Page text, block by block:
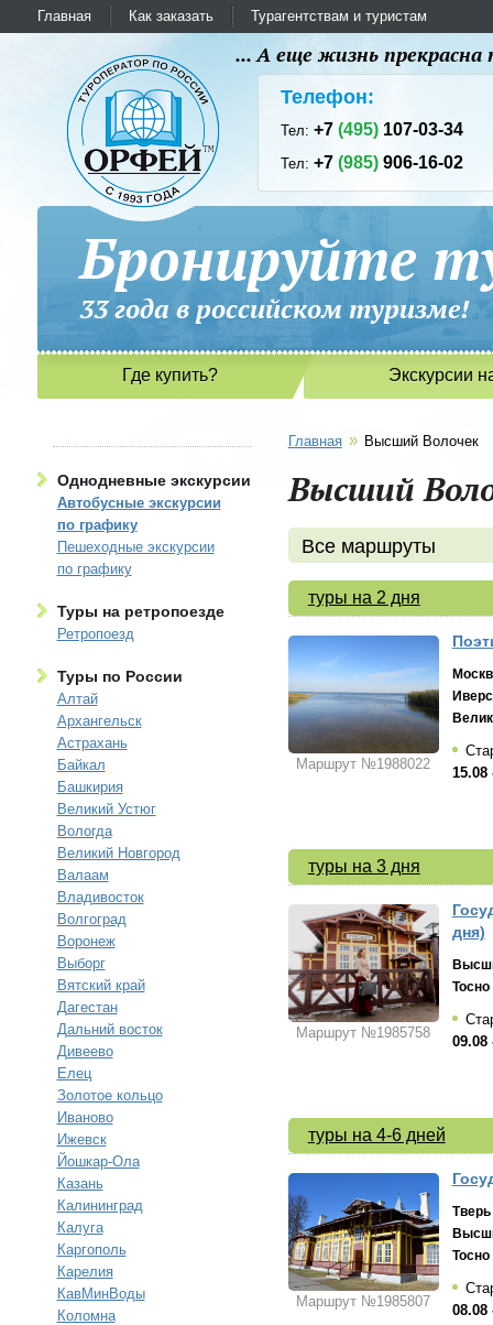
Главная Как заказать Турагентствам и туристам
... А еще жизнь
Телефон:
Тел:+7(495) 107-03-34
Тел:+7(985) 906-16-02
Бронируйте
33 года в российском
Где купить? Экскурсии
Однодневные экскурсии
Автобусные экскурсии
по графику
Пешеходные экскурсии
по графику
Туры на ретропоезде
Ретропоезд
Туры по России
Алтай
Архангельск
Астрахань
Байкал
Башкирия
Великий Устюг
Вологда
Великий Новгород
Валаам
Владивосток
Волгоград
Воронеж
Выборг
Вятский край
Дагестан
Дальний восток
Дивеево
Елец
Золотое кольцо
Иваново
Ижевск
Йошкар-Ола
Казань
Калининград
Калуга
Каргополь
Карелия
КавМинВоды
Коломна
Главная » Высший Волочек
Высший
Все маршруты
туры на 2 дня
Маршрут №1988022
15.08
туры на 3 дня
Маршрут №1985758
дня)
Тосно
09.08
туры на 4-6 дней
Маршрут №1985807
Тверь
Тосно
08.08